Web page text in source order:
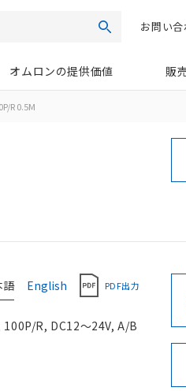
検索お問い合
オムロンの提供価値 販
R 0.5M
語 English PDF出力
R, DC12～24V, A/B